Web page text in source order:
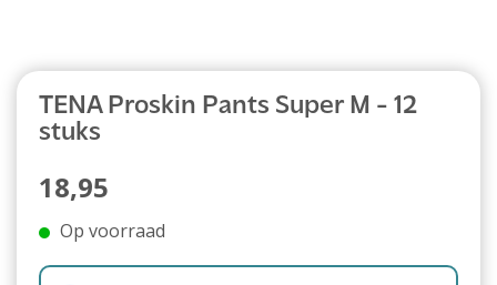
TENA Proskin Pants Super M - 12
stuks
18,95
Op voorraad